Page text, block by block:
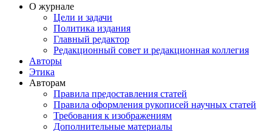
О журнале
Цели и задачи
Политика издания
Главный редактор
Редакционный совет и редакционная коллегия
Авторы
Этика
Авторам
Правила предоставления статей
Правила оформления рукописей научных статей
Требования к изображениям
Дополнительные материалы